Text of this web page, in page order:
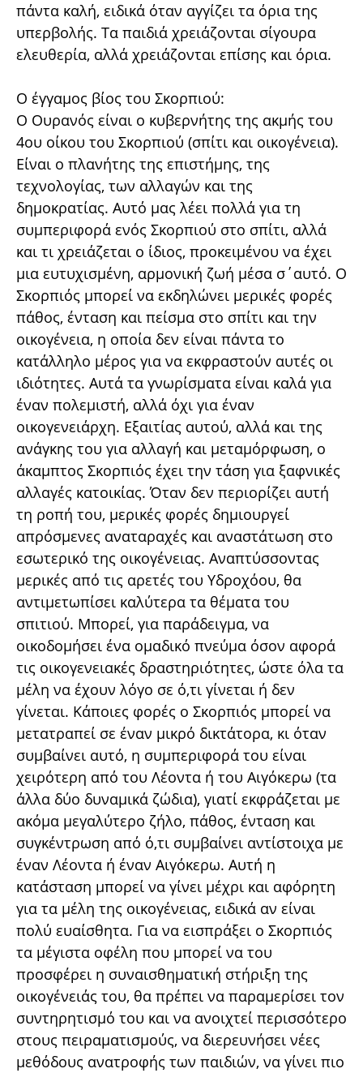
πάντα καλή, ειδικά όταν αγγίζει τα όρια της
υπερβολής. Τα παιδιά χρειάζονται σίγουρα
ελευθερία, αλλά χρειάζονται επίσης και όρια.
Ο έγγαμος βίος του Σκορπιού:
Ο Ουρανός είναι ο κυβερνήτης της ακμής του
4ου οίκου του Σκορπιού (σπίτι και οικογένεια).
Είναι ο πλανήτης της επιστήμης, της
τεχνολογίας, των αλλαγών και της
δημοκρατίας. Αυτό μας λέει πολλά για τη
συμπεριφορά ενός Σκορπιού στο σπίτι, αλλά
και τι χρειάζεται ο ίδιος, προκειμένου να έχει
μια ευτυχισμένη, αρμονική ζωή μέσα σ΄αυτό. Ο
Σκορπιός μπορεί να εκδηλώνει μερικές φορές
πάθος, ένταση και πείσμα στο σπίτι και την
οικογένεια, η οποία δεν είναι πάντα το
κατάλληλο μέρος για να εκφραστούν αυτές οι
ιδιότητες. Αυτά τα γνωρίσματα είναι καλά για
έναν πολεμιστή, αλλά όχι για έναν
οικογενειάρχη. Εξαιτίας αυτού, αλλά και της
ανάγκης του για αλλαγή και μεταμόρφωση, ο
άκαμπτος Σκορπιός έχει την τάση για ξαφνικές
αλλαγές κατοικίας. Όταν δεν περιορίζει αυτή
τη ροπή του, μερικές φορές δημιουργεί
απρόσμενες αναταραχές και αναστάτωση στο
εσωτερικό της οικογένειας. Αναπτύσσοντας
μερικές από τις αρετές του Υδροχόου, θα
αντιμετωπίσει καλύτερα τα θέματα του
σπιτιού. Μπορεί, για παράδειγμα, να
οικοδομήσει ένα ομαδικό πνεύμα όσον αφορά
τις οικογενειακές δραστηριότητες, ώστε όλα τα
μέλη να έχουν λόγο σε ό,τι γίνεται ή δεν
γίνεται. Κάποιες φορές ο Σκορπιός μπορεί να
μετατραπεί σε έναν μικρό δικτάτορα, κι όταν
συμβαίνει αυτό, η συμπεριφορά του είναι
χειρότερη από του Λέοντα ή του Αιγόκερω (τα
άλλα δύο δυναμικά ζώδια), γιατί εκφράζεται με
ακόμα μεγαλύτερο ζήλο, πάθος, ένταση και
συγκέντρωση από ό,τι συμβαίνει αντίστοιχα με
έναν Λέοντα ή έναν Αιγόκερω. Αυτή η
κατάσταση μπορεί να γίνει μέχρι και αφόρητη
για τα μέλη της οικογένειας, ειδικά αν είναι
πολύ ευαίσθητα. Για να εισπράξει ο Σκορπιός
τα μέγιστα οφέλη που μπορεί να του
προσφέρει η συναισθηματική στήριξη της
οικογένειάς του, θα πρέπει να παραμερίσει τον
συντηρητισμό του και να ανοιχτεί περισσότερο
στους πειραματισμούς, να διερευνήσει νέες
μεθόδους ανατροφής των παιδιών, να γίνει πιο